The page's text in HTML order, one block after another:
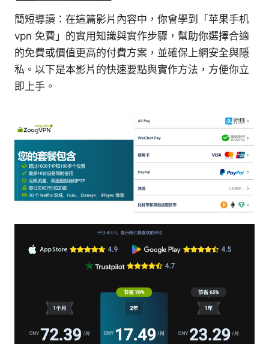
簡短導讀：在這篇影片內容中，你會學到「苹果手机
vpn 免費」的實用知識與實作步驟，幫助你選擇合適
的免費或價值更高的付費方案，並確保上網安全與隱
私。以下是本影片的快速要點與實作方法，方便你立
即上手。